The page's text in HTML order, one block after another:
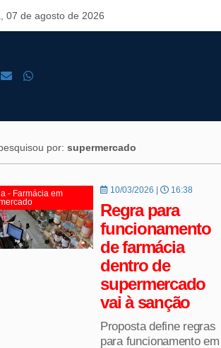
07 de agosto de 2026
por: supermercado
- Farmácia em
10/03/2026 | 16:38
Regra para
funcionamento
de farmácia
dentro de
supermercado
vai à sanção
Proposta define regras
para funcionamento em